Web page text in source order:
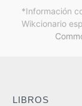
*Información
Wikcionario
LIBROS